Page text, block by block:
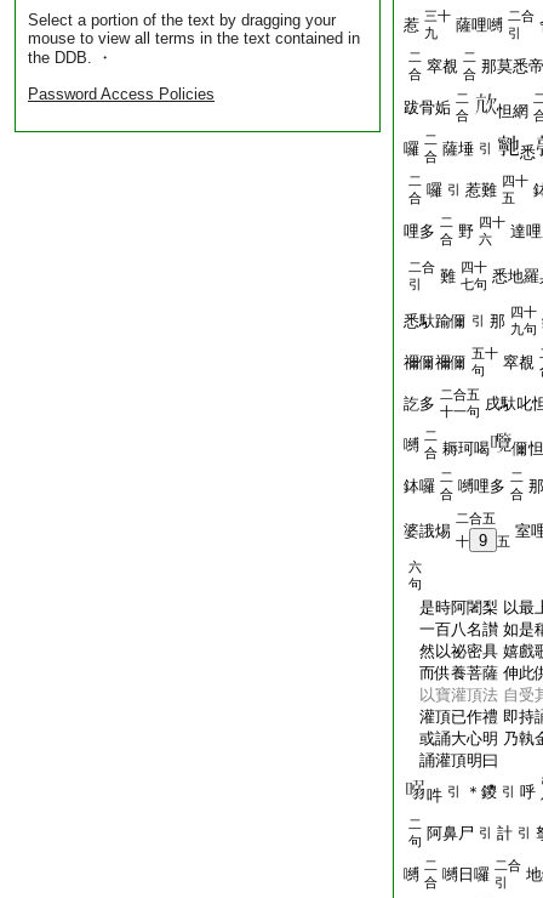
Select a portion of the text by dragging your
mouse to view all terms in the text contained in
the DDB. ・
Password Access Policies
惹 三十
九
薩哩嚩 二合
引
二
合 窣覩 二
合 那莫悉帝
跋骨姤 二
合
怛網
囉 二
合 薩埵 引 悉
二
合 囉 引 惹難 四十
五
哩多 二
合 野 四十
六
達
二合
引
難 四十
七句 悉地羅
悉馱踰儞 引 那 四十
九句
禰儞禰儞 五十
句
窣覩
訖多 二合五
十一句 戌馱叱
嚩 二
合 耨珂喝 儞
鉢囉 二
合 嚩哩多 二
合 那
婆誐焬
二合五
十
9 五
室
六
句
是時阿闍梨 以最
一百八名讃 如是
然以祕密具 嬉戲
而供養菩薩 伸此
以寶灌頂法 自受
灌頂已作禮 即持
或誦大心明 乃執
誦灌頂明曰
吽 引 ＊鑁 引 呼
二
句 阿鼻尸 引 計 引
嚩 二
合 嚩日囉 二合
引